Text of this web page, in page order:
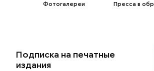
Фотогалереи
Пресса в
Подписка на печатные
издания